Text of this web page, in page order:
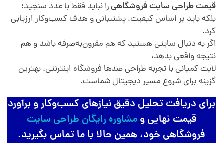
قیمت طراحی سایت فروشگاهی را نباید فقط با عدد سنجید؛
بلکه باید بر اساس کیفیت، پشتیبانی و هدف کسب‌وکار ارزیابی
کرد.
اگر به دنبال سایتی هستید که هم مقرون‌به‌صرفه باشد و هم
نتیجه واقعی بدهد،
لایت کمپانی با تجربه طراحی صدها فروشگاه اینترنتی، بهترین
گزینه برای شروع مسیر دیجیتال شماست.
برای دریافت تحلیل دقیق نیازهای کسب‌وکار و برآورد
قیمت نهایی ومشاوره رایگان طراحی سایت
فروشگاهی خود، همین حالا با ما تماس بگیرید.